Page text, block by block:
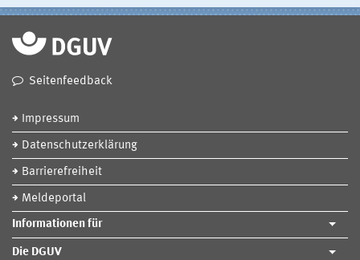
Seitenfeedback
Impressum
Datenschutzerklärung
Barrierefreiheit
Meldeportal
Informationen für
Die DGUV